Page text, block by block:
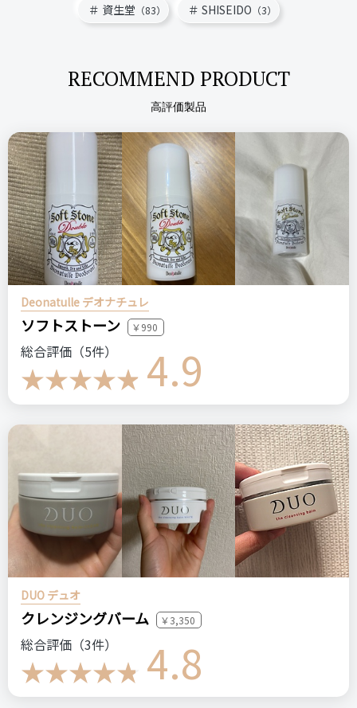
資生堂 （83） SHISEIDO （3）
RECOMMEND PRODUCT
高評価製品
Deonatulle デオナチュレ
ソフトストーン ￥990
総合評価（5件） 4.9
DUO デュオ
クレンジングバーム ￥3,350
総合評価（3件） 4.8